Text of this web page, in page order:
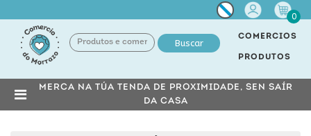
Miña
conta
0
Buscar
COMERCIOS
PRODUTOS
MERCA NA TÚA TENDA DE PROXIMIDADE, SEN SAÍR
DA CASA